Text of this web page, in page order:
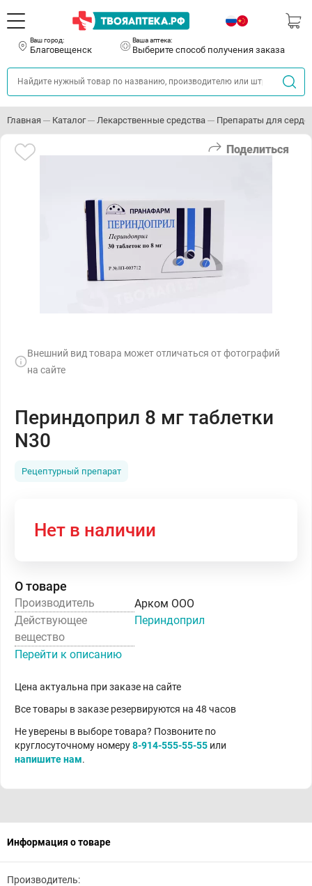
Ваш город:
Благовещенск
Ваша аптека:
Выберите способ получения заказа
Главная Каталог Лекарственные средства Препараты для
Поделиться
Внешний вид товара может отличаться от фотографий
на сайте
Периндоприл 8 мг таблетки
N30
Рецептурный препарат
Нет в наличии
О товаре
Производитель
Арком ООО
Действующее
вещество
Периндоприл
Перейти к описанию
Цена актуальна при заказе на сайте
Все товары в заказе резервируются на 48 часов
Не уверены в выборе товара? Позвоните по
круглосуточному номеру8-914-555-55-55 или
напишите нам.
Информация о товаре
Производитель: